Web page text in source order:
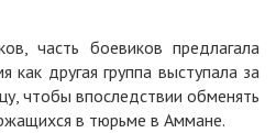
часть боевиков предлагала
как другая группа выступала за
чтобы впоследствии обменять
в тюрьме в Аммане.